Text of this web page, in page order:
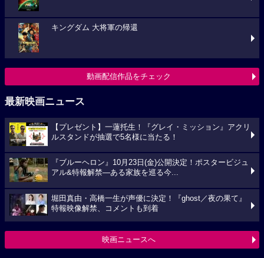
キングダム 大将軍の帰還
動画配信作品をチェック
最新映画ニュース
【プレゼント】一蓮托生！『グレイ・ミッション』アクリ
ルスタンドが抽選で5名様に当たる！
『ブルーヘロン』10月23日(金)公開決定！ポスタービジュ
アル&特報解禁―ある家族を巡る今...
堀田真由・高橋一生が声優に決定！『ghost／夜の果て』
特報映像解禁、コメントも到着
映画ニュースへ